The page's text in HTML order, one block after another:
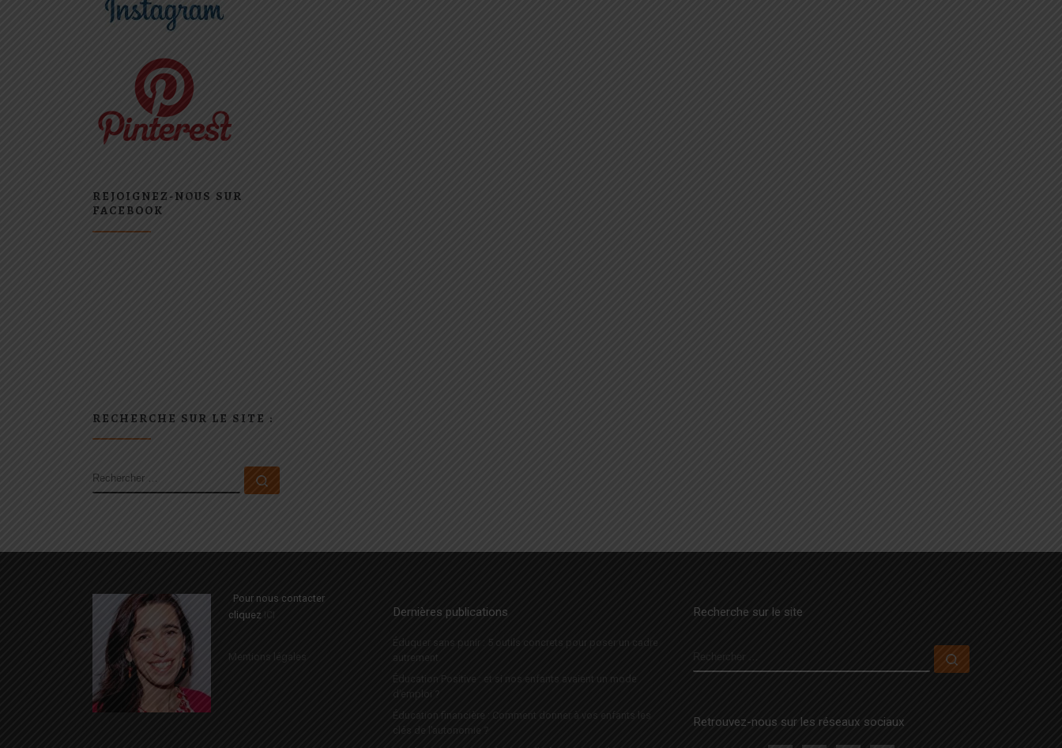
REJOIGNEZ-NOUS SUR
FACEBOOK
RECHERCHE SUR LE SITE :
RECHERCHER
Pour nous contacter
cliquez ICI
Mentions légales
Dernières publications
Éduquer sans punir : 5 outils concrets pour poser un cadre
autrement
Éducation Positive : et si nos enfants avaient un mode
d’emploi ?
Éducation financière : Comment donner à vos enfants les
clés de l’autonomie ?
Recherche sur le site
RECHERCHER
Retrouvez-nous sur les réseaux sociaux